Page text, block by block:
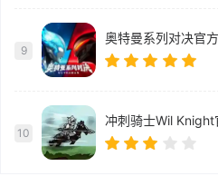
9
奥特曼系列对决官
10
冲刺骑士Wil Knight